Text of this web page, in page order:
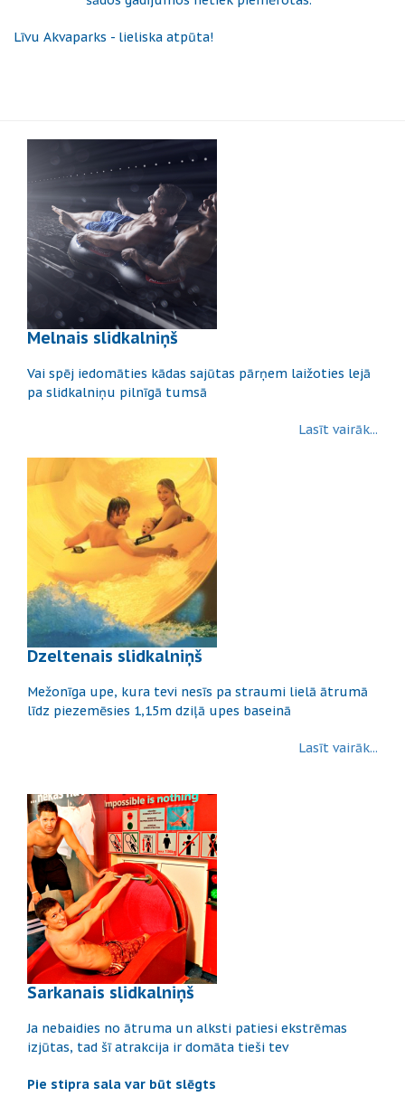
Līvu Akvaparks - lieliska atpūta!
Melnais slidkalniņš
Vai spēj iedomāties kādas sajūtas pārņem laižoties lejā
pa slidkalniņu pilnīgā tumsā
Lasīt vairāk...
Dzeltenais slidkalniņš
Mežonīga upe, kura tevi nesīs pa straumi lielā ātrumā
līdz piezemēsies 1,15m dziļā upes baseinā
Lasīt vairāk...
Sarkanais slidkalniņš
Ja nebaidies no ātruma un alksti patiesi ekstrēmas
izjūtas, tad šī atrakcija ir domāta tieši tev
Pie stipra sala var būt slēgts